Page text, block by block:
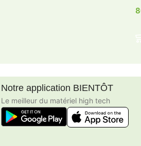
Notre application BIENTÔT
Le meilleur du matériel high tech